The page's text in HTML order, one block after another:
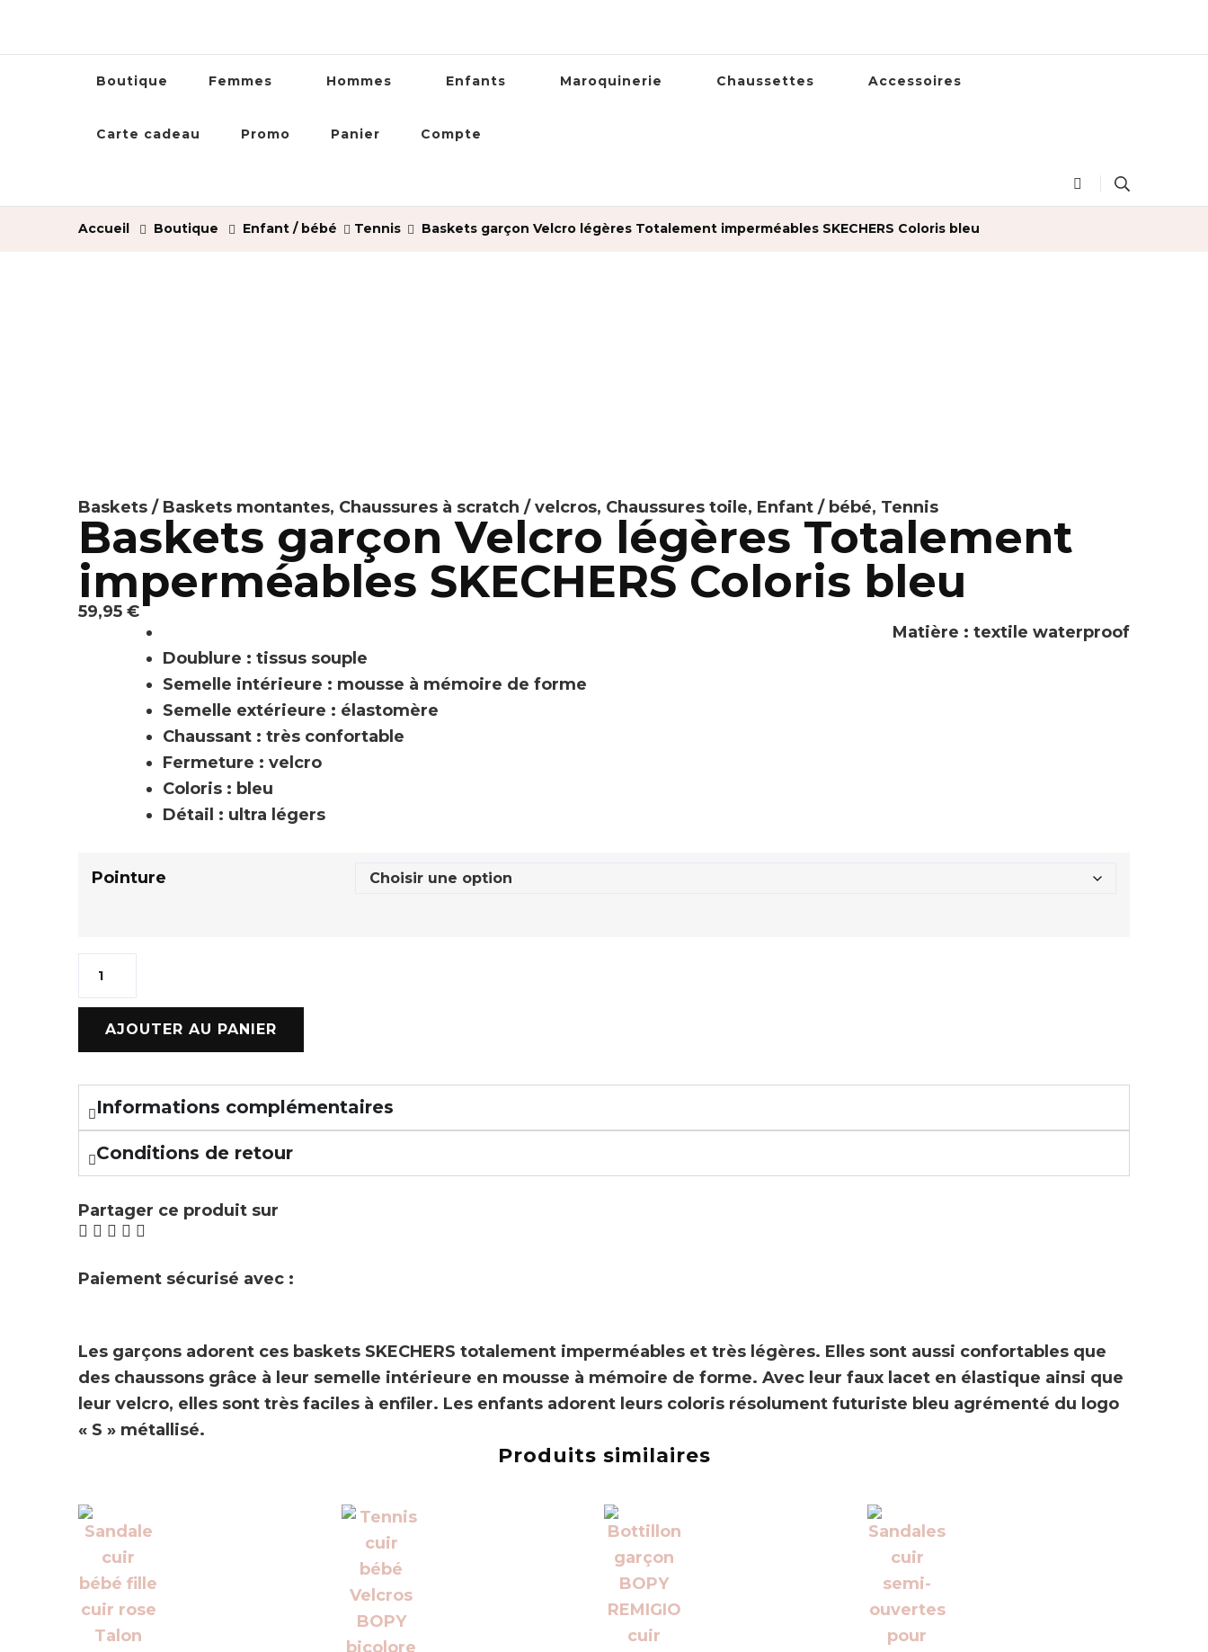
Boutique Femmes Hommes Enfants Maroquinerie Chaussettes Accessoires
Carte cadeau Promo Panier Compte
Accueil Boutique Enfant / bébé Tennis Baskets garçon Velcro légères Totalement imperméables SKECHERS Coloris bleu
Baskets / Baskets montantes, Chaussures à scratch / velcros, Chaussures toile, Enfant / bébé, Tennis
Baskets garçon Velcro légères Totalement
imperméables SKECHERS Coloris bleu
59,95 €
Matière : textile waterproof
Doublure : tissus souple
Semelle intérieure : mousse à mémoire de forme
Semelle extérieure : élastomère
Chaussant : très confortable
Fermeture : velcro
Coloris : bleu
Détail : ultra légers
Pointure
AJOUTER AU PANIER
Informations complémentaires
Conditions de retour
Partager ce produit sur
Paiement sécurisé avec :
Les garçons adorent ces baskets SKECHERS totalement imperméables et très légères. Elles sont aussi confortables que
des chaussons grâce à leur semelle intérieure en mousse à mémoire de forme. Avec leur faux lacet en élastique ainsi que
leur velcro, elles sont très faciles à enfiler. Les enfants adorent leurs coloris résolument futuriste bleu agrémenté du logo
« S » métallisé.
Produits similaires